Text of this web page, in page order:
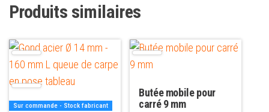
Produits similaires
Sur commande - Stock fabricant
Butée mobile pour
carré 9 mm